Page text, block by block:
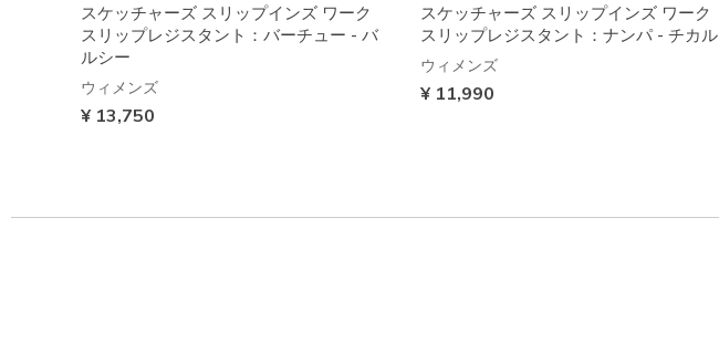
スケッチャーズ スリップインズ ワーク
スリップレジスタント：バーチュー - バ
ルシー
ウィメンズ
¥ 13,750
スケッチャーズ スリップインズ ワーク
スリップレジスタント：ナンパ - チカル
ウィメンズ
¥ 11,990